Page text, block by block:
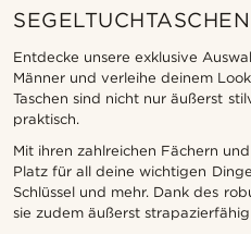
Entdecke unsere exklusive
Männer und verleihe deinem
Taschen sind nicht nur äußerst
praktisch.
Mit ihren zahlreichen Fächern
Platz für all deine wichtigen
Schlüssel und mehr. Dank des
sie zudem äußerst